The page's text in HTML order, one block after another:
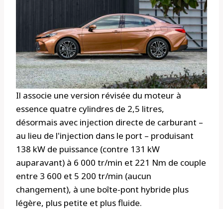
Il associe une version révisée du moteur à
essence quatre cylindres de 2,5 litres,
désormais avec injection directe de carburant –
au lieu de l'injection dans le port – produisant
138 kW de puissance (contre 131 kW
auparavant) à 6 000 tr/min et 221 Nm de couple
entre 3 600 et 5 200 tr/min (aucun
changement), à une boîte-pont hybride plus
légère, plus petite et plus fluide.